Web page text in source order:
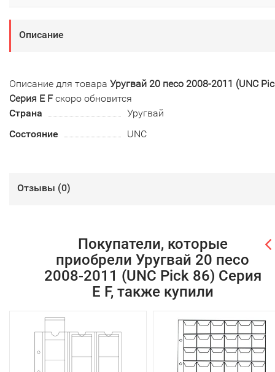
Описание
Описание для товара Уругвай 20 песо 2008-2011 (UNC
Серия E Fскоро обновится
Страна
Уругвай
Состояние
UNC
Отзывы (0)
Покупатели, которые
приобрели Уругвай 20 песо
2008-2011 (UNC Pick 86) Серия
E F, также купили